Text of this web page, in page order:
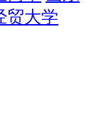
贸大学